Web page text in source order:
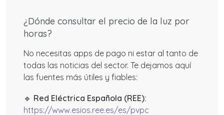
¿Dónde consultar el precio de la luz por
horas?
No necesitas apps de pago ni estar al tanto de
todas las noticias del sector. Te dejamos aquí
las fuentes más útiles y fiables:
🔹 Red Eléctrica Española (REE):
https://www.esios.ree.es/es/pvpc